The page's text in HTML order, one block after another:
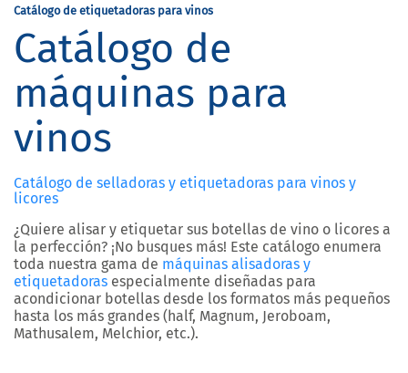
Catálogo de etiquetadoras para vinos
Catálogo de
máquinas para
vinos
Catálogo de selladoras y etiquetadoras para vinos y
licores
¿Quiere alisar y etiquetar sus botellas de vino o licores a
la perfección? ¡No busques más! Este catálogo enumera
toda nuestra gama de máquinas alisadoras y
etiquetadoras especialmente diseñadas para
acondicionar botellas desde los formatos más pequeños
hasta los más grandes (half, Magnum, Jeroboam,
Mathusalem, Melchior, etc.).